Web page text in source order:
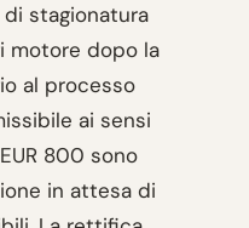
di stagionatura
motore dopo la
al processo
ai sensi
800 sono
in attesa di